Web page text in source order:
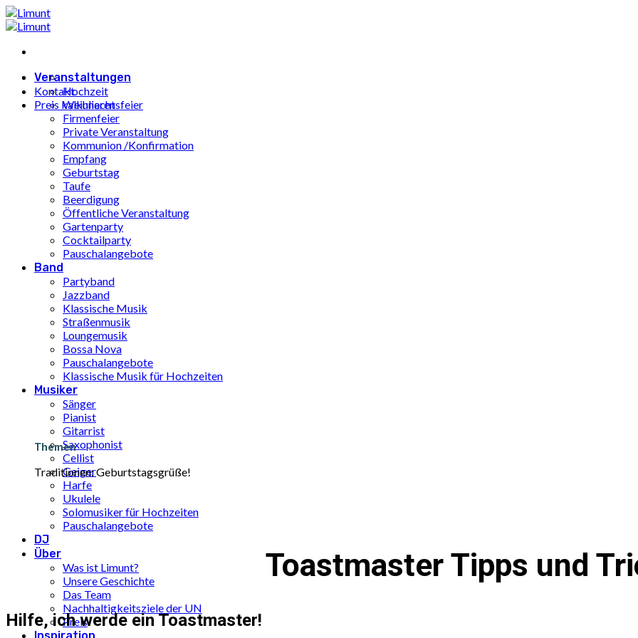
Zum
Inhalt
Veranstaltungen
Hochzeit
Weihnachtsfeier
Firmenfeier
Private Veranstaltung
Kommunion /Konfirmation
Empfang
Geburtstag
Taufe
Beerdigung
Öffentliche Veranstaltung
Gartenparty
Cocktailparty
Pauschalangebote
Band
Partyband
Jazzband
Klassische Musik
Straßenmusik
Loungemusik
Bossa Nova
Pauschalangebote
Klassische Musik für Hochzeiten
Musiker
Sänger
Pianist
Gitarrist
Saxophonist
Cellist
Geiger
Harfe
Ukulele
Solomusiker für Hochzeiten
Pauschalangebote
DJ
Über
Was ist Limunt?
Unsere Geschichte
Das Team
Nachhaltigkeitsziele der UN
Preis
Kontakt
Preis kalkulieren
Themen
Traditionen: Geburtstagsgrüße!
Toastmaster Tipps und
Hilfe, ich werde ein Toastmaster!